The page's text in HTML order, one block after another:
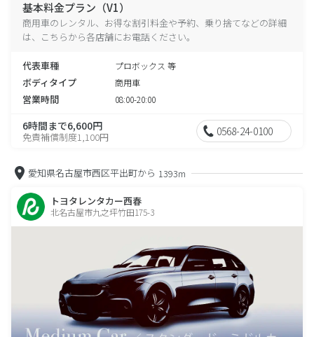
基本料金プラン（V1）
商用車のレンタル、お得な割引料金や予約、乗り捨てなどの詳細
は、こちらから各店舗にお電話ください。
代表車種 プロボックス 等
ボディタイプ 商用車
営業時間 08:00-20:00
6時間まで6,600円
免責補償制度1,100円 0568-24-0100
愛知県名古屋市西区平出町から 1393m
トヨタレンタカー西春
北名古屋市九之坪竹田175-3